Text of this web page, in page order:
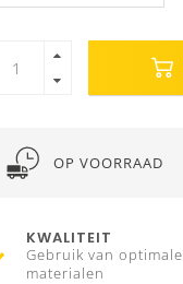
OP VOORRAAD
KWALITEIT
Gebruik van optimale
materialen